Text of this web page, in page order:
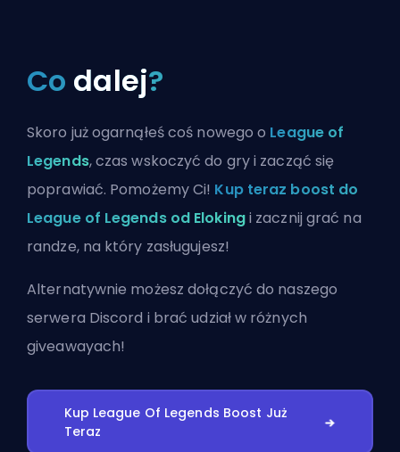
Co dalej?
Skoro już ogarnąłeś coś nowego o League of
Legends, czas wskoczyć do gry i zacząć się
poprawiać. Pomożemy Ci! Kup teraz boost do
League of Legends od Elokingi zacznij grać na
randze, na który zasługujesz!
Alternatywnie możeszdołączyć do naszego
serwera Discord i brać udział w różnych
giveawayach!
Kup League Of Legends Boost Już
Teraz